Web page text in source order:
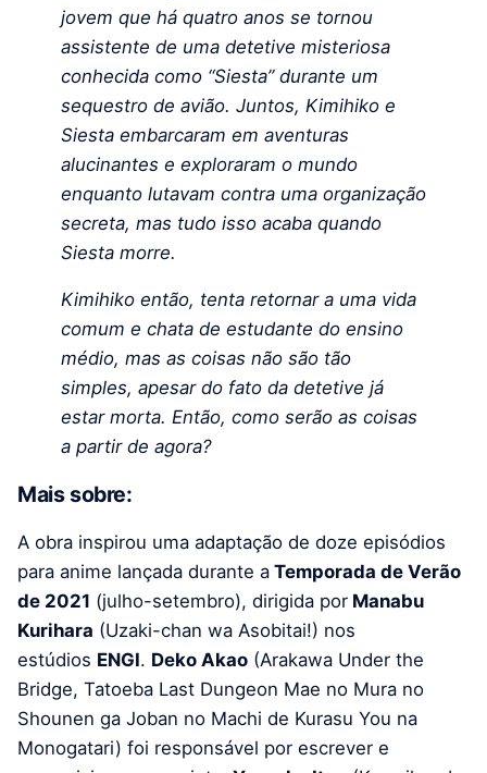
jovem que há quatro anos se tornou
assistente de uma detetive misteriosa
conhecida como “Siesta” durante um
sequestro de avião. Juntos, Kimihiko e
Siesta embarcaram em aventuras
alucinantes e exploraram o mundo
enquanto lutavam contra uma organização
secreta, mas tudo isso acaba quando
Siesta morre.
Kimihiko então, tenta retornar a uma vida
comum e chata de estudante do ensino
médio, mas as coisas não são tão
simples, apesar do fato da detetive já
estar morta. Então, como serão as coisas
a partir de agora?
Mais sobre:
A obra inspirou uma adaptação de doze episódios
para anime lançada durante a Temporada de Verão
de 2021 (julho-setembro), dirigida por Manabu
Kurihara (Uzaki-chan wa Asobitai!) nos
estúdios ENGI. Deko Akao (Arakawa Under the
Bridge, Tatoeba Last Dungeon Mae no Mura no
Shounen ga Joban no Machi de Kurasu You na
Monogatari) foi responsável por escrever e